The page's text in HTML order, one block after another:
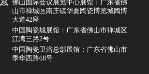
佛山国际会议展览中心展馆：广东省佛
山市禅城区南庄镇华夏陶瓷博览城陶博
大道42座
中国陶瓷城展馆：广东省佛山市禅城区
江湾三路2号
中国陶瓷卫浴总部展馆：广东省佛山市
季华西路68号